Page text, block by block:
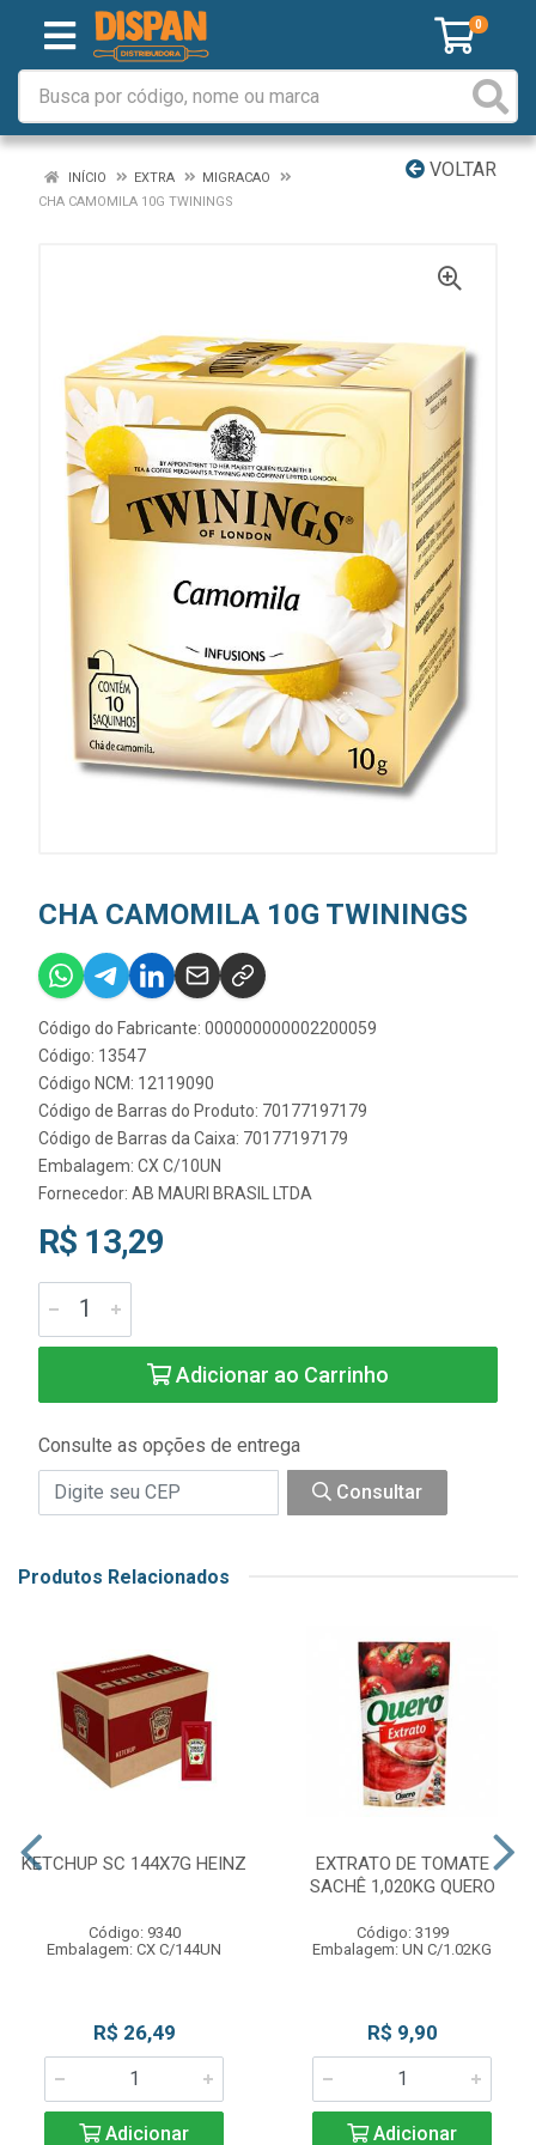
0
VOLTAR
INÍCIO EXTRA
MIGRACAO
CHA CAMOMILA 10G TWININGS
CHA CAMOMILA 10G TWININGS
Código do Fabricante: 000000000002200059
Código: 13547
Código NCM: 12119090
Código de Barras do Produto: 70177197179
Código de Barras da Caixa: 70177197179
Embalagem: CX C/10UN
Fornecedor: AB MAURI BRASIL LTDA
R$ 13,29
Adicionar ao Carrinho
Consulte as opções de entrega
Consultar
Produtos Relacionados
KETCHUP SC 144X7G HEINZ
Código: 9340
Embalagem: CX C/144UN
R$ 26,49
Adicionar
EXTRATO DE TOMATE
SACHÊ 1,020KG QUERO
Código: 3199
Embalagem: UN C/1.02KG
R$ 9,90
Adicionar